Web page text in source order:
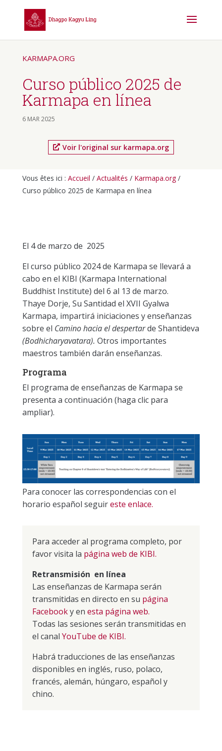
KARMAPA.ORG
Curso público 2025 de
Karmapa en línea
6 MAR 2025
Voir l'original sur karmapa.org
Vous êtes ici : Accueil / Actualités / Karmapa.org/
Curso público 2025 de Karmapa en línea
El 4 de marzo de 2025
El curso público 2024 de Karmapa se llevará a
cabo en el KIBI (Karmapa International
Buddhist Institute) del 6 al 13 de marzo.
Thaye Dorje, Su Santidad el XVII Gyalwa
Karmapa, impartirá iniciaciones y enseñanzas
sobre el Camino hacia el despertarde Shantideva
(Bodhicharyavatara). Otros importantes
maestros también darán enseñanzas.
Programa
El programa de enseñanzas de Karmapa se
presenta a continuación (haga clic para
ampliar).
Para conocer las correspondencias con el
horario español seguireste enlace.
Para acceder al programa completo, por
favor visita la página web de KIBI.
Retransmisión en línea
Las enseñanzas de Karmapa serán
transmitidas en directo en su página
Facebooky en esta página web.
Todas las sesiones serán transmitidas en
el canal YouTube de KIBI.
Habrá traducciones de las enseñanzas
disponibles en inglés, ruso, polaco,
francés, alemán, húngaro, español y
chino.